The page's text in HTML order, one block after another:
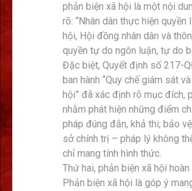
phản biện xã hội là một nội
rõ: “Nhân dân thực hiện
hội, Hội đồng nhân dân và
quyền tự do ngôn luận, tự do
Đặc biệt, Quyết định số 217-
ban hành “Quy chế giám sát
hội” đã xác định rõ mục đích,
nhằm phát hiện những điểm
pháp đúng đắn, khả thi; bảo
sở chính trị – pháp lý không
chỉ mang tính hình thức.
Thứ hai, phản biện xã hội
Phản biện xã hội là góp ý